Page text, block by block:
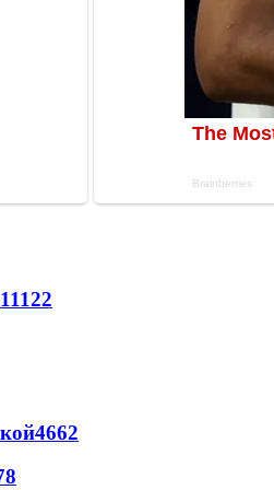
11122
4662